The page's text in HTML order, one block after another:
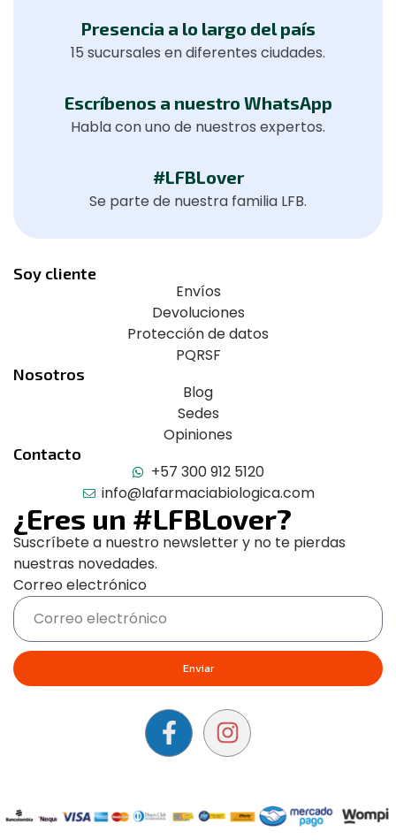
Presencia a lo largo del país
15 sucursales en diferentes ciudades.
Escríbenos a nuestro WhatsApp
Habla con uno de nuestros expertos.
#LFBLover
Se parte de nuestra familia LFB.
Soy cliente
Envíos
Devoluciones
Protección de datos
PQRSF
Nosotros
Blog
Sedes
Opiniones
Contacto
+57 300 912 5120
info@lafarmaciabiologica.com
¿Eres un #LFBLover?
Suscríbete a nuestro newsletter y no te pierdas
nuestras novedades.
Correo electrónico
Enviar